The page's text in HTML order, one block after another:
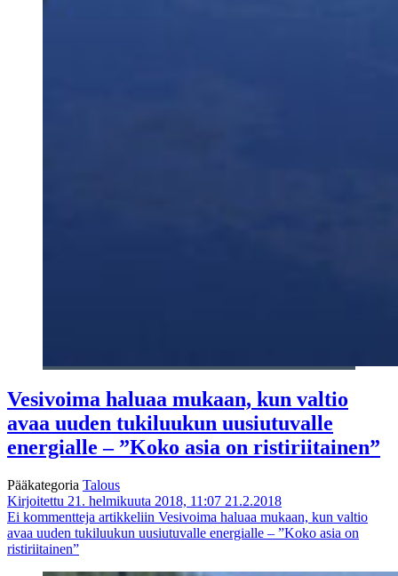
Vesivoima haluaa mukaan, kun valtio
avaa uuden tukiluukun uusiutuvalle
energialle – ”Koko asia on ristiriitainen”
Pääkategoria Talous
Kirjoitettu 21. helmikuuta 2018, 11:07 21.2.2018
Ei kommentteja artikkeliin Vesivoima haluaa mukaan, kun valtio
avaa uuden tukiluukun uusiutuvalle energialle – ”Koko asia on
ristiriitainen”